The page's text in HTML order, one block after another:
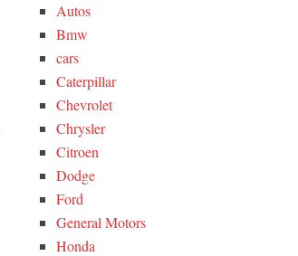
Autos
Bmw
cars
Caterpillar
Chevrolet
Chrysler
Citroen
Dodge
Ford
General Motors
Honda